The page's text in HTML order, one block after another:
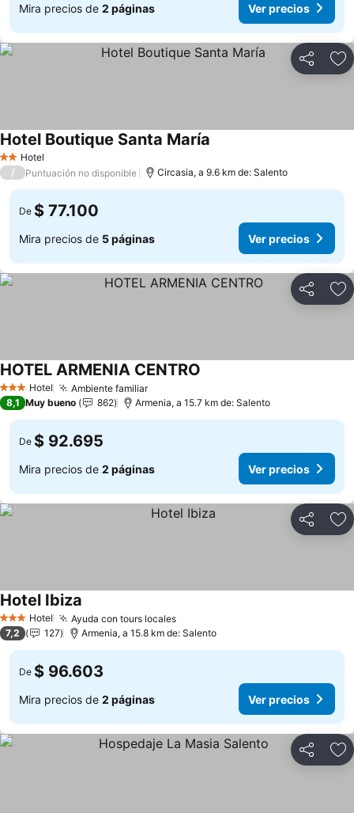
Mira precios de 2 páginas Ver precios
Compartir
2 Estrellas
Hotel
Hotel Boutique Santa María
/ Puntuación no disponible Circasia, a 9.6 km de: Salento
De $ 77.100
Mira precios de 5 páginas Ver precios
Compartir
3 Estrellas
Hotel Ambiente familiar
HOTEL ARMENIA CENTRO
8,1 Muy bueno 862 Armenia, a 15.7 km de: Salento
De $ 92.695
Mira precios de 2 páginas Ver precios
Compartir
3 Estrellas
Hotel Ayuda con tours locales
Hotel Ibiza
7,2 127 Armenia, a 15.8 km de: Salento
De $ 96.603
Mira precios de 2 páginas Ver precios
Compartir